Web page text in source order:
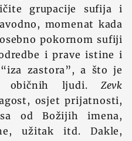
grupacije sufija i
momenat kada
pokornom sufiji
i prave istine i
zastora”, a što je
običnih ljudi. Zevk
osjet prijatnosti,
od Božijih imena,
užitak itd. Dakle,